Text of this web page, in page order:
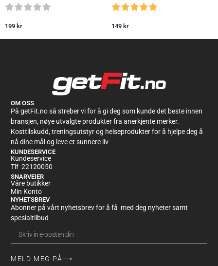
199 kr 149 kr
OM OSS
På getFit.no så streber vi for å gi deg som kunde det beste innen
bransjen, nøye utvalgte produkter fra anerkjente merker.
Kosttilskudd, treningsutstyr og helseprodukter for å hjelpe deg å
nå dine mål og leve et sunnere liv
KUNDESERVICE
Kundeservice
Tlf 22120050
SNARVEIER
Våre butikker
Min Konto
NYHETSBREV
Abonner på vårt nyhetsbrev for å få med deg nyheter samt
spesialtilbud
MELD MEG PÅ⟶